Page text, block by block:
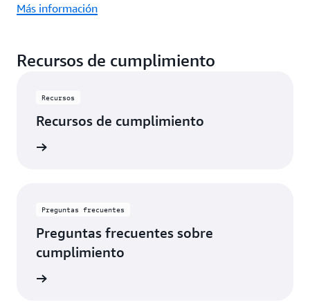
Más información
Recursos de cumplimiento
Recursos
Recursos de cumplimiento
Preguntas frecuentes
Preguntas frecuentes sobre
cumplimiento